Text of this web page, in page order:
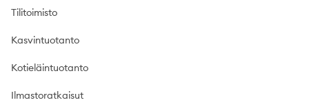
Tilitoimisto
Kasvintuotanto
Kotieläintuotanto
Ilmastoratkaisut